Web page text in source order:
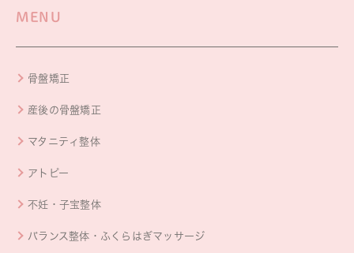
MENU
骨盤矯正
産後の骨盤矯正
マタニティ整体
アトピー
不妊・子宝整体
バランス整体・ふくらはぎマッサージ